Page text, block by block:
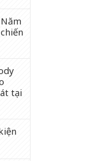
tại